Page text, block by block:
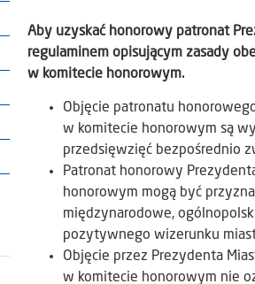
Aby uzyskać honorowy patronat
regulaminem opisującym zasady
w komitecie honorowym.
Objęcie patronatu
w komitecie honorowym są
przedsięwzięć bezpośrednio
Patronat honorowy
honorowym mogą być
międzynarodowe,
pozytywnego wizerunku
Objęcie przez Prezydenta
w komitecie honorowym nie